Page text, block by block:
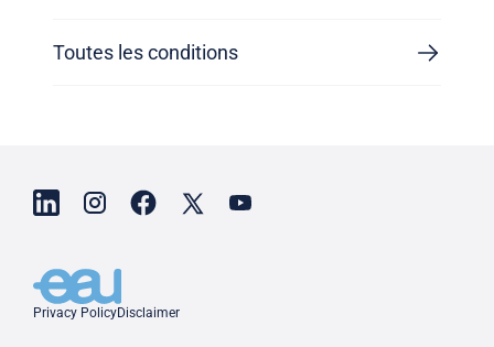
Toutes les conditions
Privacy PolicyDisclaimer